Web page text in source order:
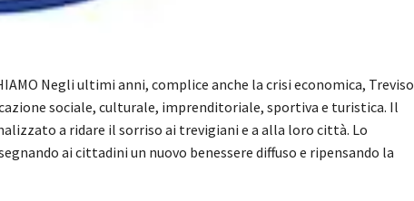
Negli ultimi anni, complice anche la crisi economica, Treviso
sociale, culturale, imprenditoriale, sportiva e turistica. Il
a ridare il sorriso ai trevigiani e a alla loro città. Lo
ai cittadini un nuovo benessere diffuso e ripensando la